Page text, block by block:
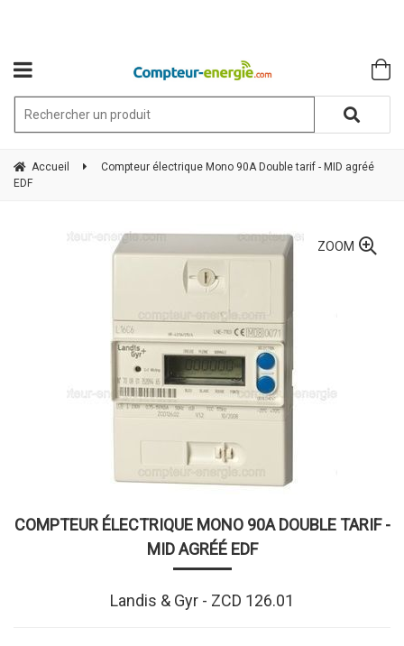
Accueil
Compteur électrique Mono 90A Double tarif - MID agréé
EDF
ZOOM
COMPTEUR ÉLECTRIQUE MONO 90A DOUBLE TARIF -
MID AGRÉÉ EDF
Landis & Gyr - ZCD 126.01